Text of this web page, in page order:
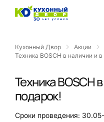
Кухонный Двор
Акции
Техника BOSCH в наличии и
Техника BOSCH
подарок!
Сроки проведения: